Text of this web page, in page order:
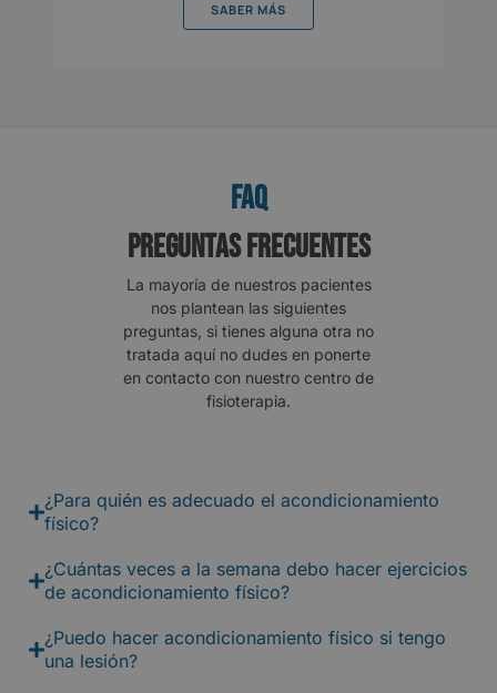
SABER MÁS
FAQ
Preguntas frecuentes
La mayoría de nuestros pacientes
nos plantean las siguientes
preguntas, si tienes alguna otra no
tratada aquí no dudes en ponerte
en contacto con nuestro centro de
fisioterapia.
¿Para quién es adecuado el acondicionamiento
físico?
¿Cuántas veces a la semana debo hacer ejercicios
de acondicionamiento físico?
¿Puedo hacer acondicionamiento físico si tengo
una lesión?